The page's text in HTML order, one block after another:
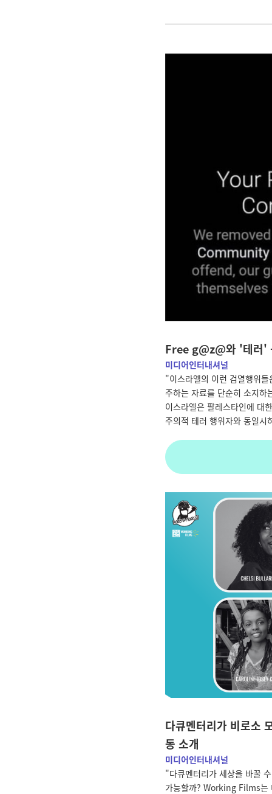
Free g@z@와 '테러'
미디어인터내셔널
"이스라엘의 이런 검열행위
주하는 자료를 단순히 소지하
이스라엘은 팔레스타인에 대
주의적 테러 행위자와 동일시
다큐멘터리가 비로소
동 소개
미디어인터내셔널
"다큐멘터리가 세상을 바꿀
가능할까? Working Films는